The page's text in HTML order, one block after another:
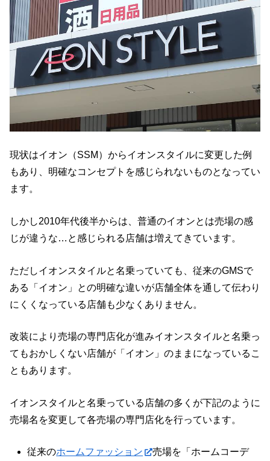
現状はイオン（SSM）からイオンスタイルに変更した例
もあり、明確なコンセプトを感じられないものとなってい
ます。
しかし2010年代後半からは、普通のイオンとは売場の感
じが違うな…と感じられる店舗は増えてきています。
ただしイオンスタイルと名乗っていても、従来のGMSで
ある「イオン」との明確な違いが店舗全体を通して伝わり
にくくなっている店舗も少なくありません。
改装により売場の専門店化が進みイオンスタイルと名乗っ
てもおかしくない店舗が「イオン」のままになっているこ
ともあります。
イオンスタイルと名乗っている店舗の多くが下記のように
売場名を変更して各売場の専門店化を行っています。
従来のホームファッション
売場を「ホームコーデ